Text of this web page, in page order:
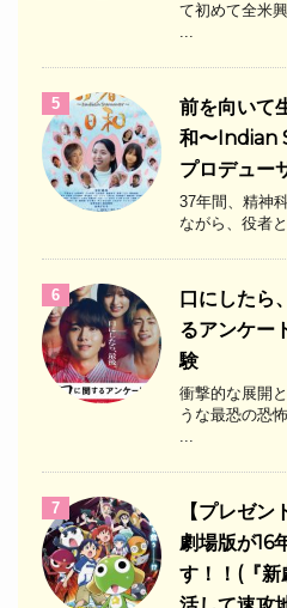
て初めて全米
...
5
前を向いて
和〜Indian
プロデュー
37年間、精神
ながら、役者
6
口にしたら
るアンケー
験
衝撃的な展開
うな最恐の恐
...
7
【プレゼ
劇場版が16
す！！(『